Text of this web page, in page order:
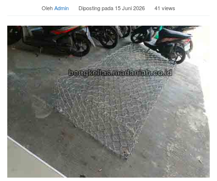
OlehAdmin Diposting pada 15 Juni 2026 41 views